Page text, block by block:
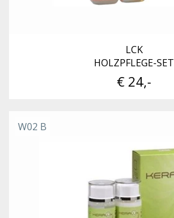
LCK
HOLZPFLEGE-SET
€ 24,-
W02 B